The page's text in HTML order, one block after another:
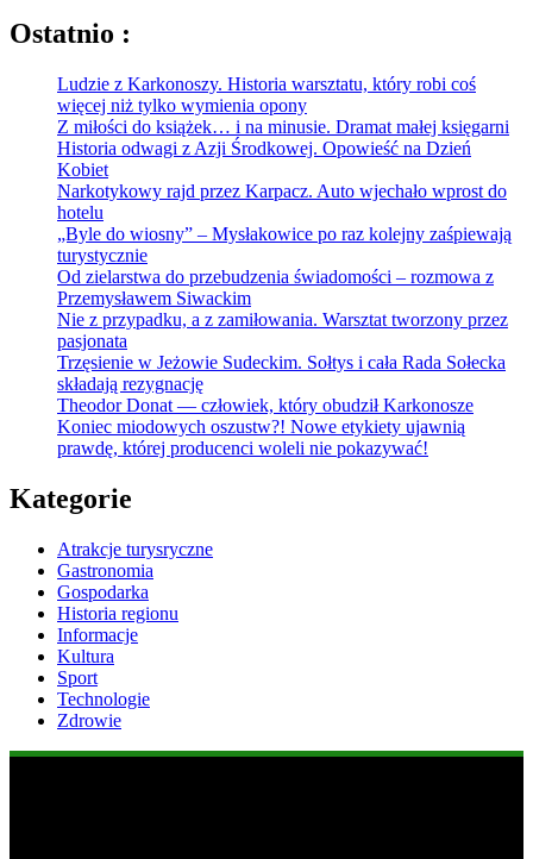
Ostatnio :
Ludzie z Karkonoszy. Historia warsztatu, który robi coś
więcej niż tylko wymienia opony
Z miłości do książek… i na minusie. Dramat małej księgarni
Historia odwagi z Azji Środkowej. Opowieść na Dzień
Kobiet
Narkotykowy rajd przez Karpacz. Auto wjechało wprost do
hotelu
„Byle do wiosny” – Mysłakowice po raz kolejny zaśpiewają
turystycznie
Od zielarstwa do przebudzenia świadomości – rozmowa z
Przemysławem Siwackim
Nie z przypadku, a z zamiłowania. Warsztat tworzony przez
pasjonata
Trzęsienie w Jeżowie Sudeckim. Sołtys i cała Rada Sołecka
składają rezygnację
Theodor Donat — człowiek, który obudził Karkonosze
Koniec miodowych oszustw?! Nowe etykiety ujawnią
prawdę, której producenci woleli nie pokazywać!
Kategorie
Atrakcje turysryczne
Gastronomia
Gospodarka
Historia regionu
Informacje
Kultura
Sport
Technologie
Zdrowie